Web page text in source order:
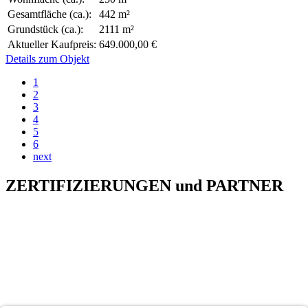
Gesamtfläche (ca.):
442 m²
Grundstück (ca.):
2111 m²
Aktueller Kaufpreis: 649.000,00 €
Details zum Objekt
1
2
3
4
5
6
next
ZERTIFIZIERUNGEN und PARTNER